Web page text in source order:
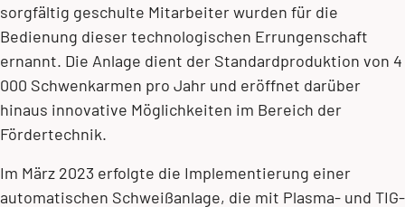
sorgfältig geschulte Mitarbeiter wurden für die
Bedienung dieser technologischen Errungenschaft
ernannt. Die Anlage dient der Standardproduktion von 4
000 Schwenkarmen pro Jahr und eröffnet darüber
hinaus innovative Möglichkeiten im Bereich der
Fördertechnik.
Im März 2023 erfolgte die Implementierung einer
automatischen Schweißanlage, die mit Plasma- und TIG-